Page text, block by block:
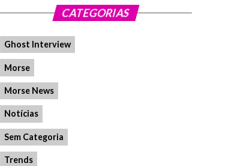
CATEGORIAS
Ghost Interview
Morse
Morse News
Notícias
Sem Categoria
Trends